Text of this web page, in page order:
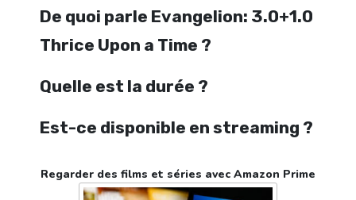
De quoi parle Evangelion: 3.0+1.0
Thrice Upon a Time ?
Quelle est la durée ?
Est-ce disponible en streaming ?
Regarder des films et séries avec Amazon Prime